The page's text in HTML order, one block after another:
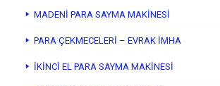
MADENİ PARA SAYMA MAKİNESİ
PARA ÇEKMECELERİ – EVRAK İMHA
İKİNCİ EL PARA SAYMA MAKİNESİ